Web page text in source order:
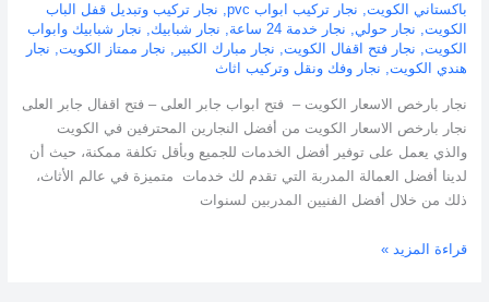
باكستاني الكويت, نجار تركيب ابواب pvc , نجار تركيب وتبديل قفل الباب
الكويت, نجار حولي, نجار خدمة 24 ساعة , نجار شبابيك, نجار شبابيك وابواب
الكويت, نجار فتح اقفال الكويت, نجار مبارك الكبير , نجار ممتاز الكويت, نجار
هندي الكويت, نجار وفك ونقل وتركيب اثاث
نجار بارخص الاسعار الكويت – فتح ابواب جابر العلى – فتح اقفال جابر العلى
نجار بارخص الاسعار الكويت من أفضل النجارين المحترفين في الكويت
والذي يعمل على توفير أفضل الخدمات للجميع وبأقل تكلفة ممكنة، حيث أن
لدينا أفضل العمالة المدربة التي تقدم لك خدمات متميزة في عالم الأثاث،
ذلك من خلال أفضل الفنيين المدربين لسنوات
قراءة المزيد »